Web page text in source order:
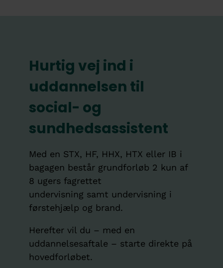
Hurtig vej ind i
uddannelsen til
social- og
sundhedsassistent
Med en STX, HF, HHX, HTX eller IB i
bagagen består grundforløb 2 kun af
8 ugers fagrettet
undervisning samt undervisning i
førstehjælp og brand.
Herefter vil du – med en
uddannelsesaftale – starte direkte på
hovedforløbet.